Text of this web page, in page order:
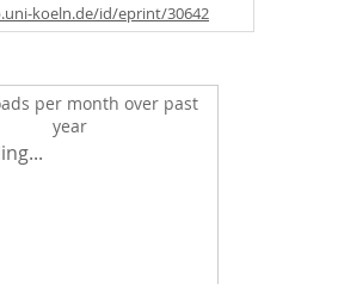
koeln.de/id/eprint/30642
per month over past
year